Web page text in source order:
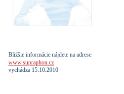
Bližšie informácie nájdete na adrese
www.supraphon.cz
vychádza 15.10.2010